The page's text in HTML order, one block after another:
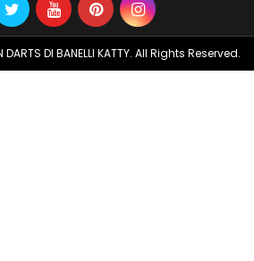
DI BANELLI KATTY. All Rights Reserved.